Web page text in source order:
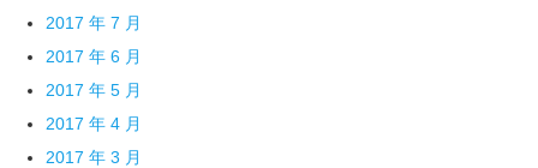
2017 年 7 月
2017 年 6 月
2017 年 5 月
2017 年 4 月
2017 年 3 月